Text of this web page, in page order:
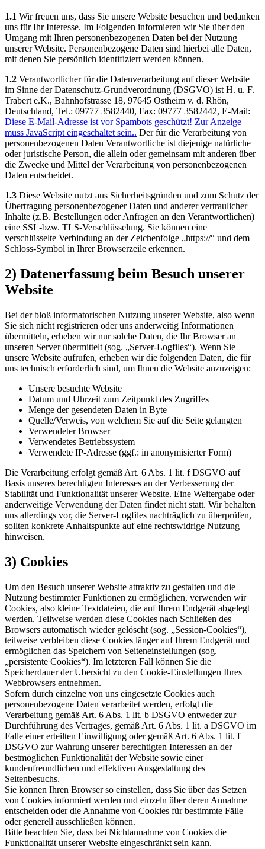
1.1 Wir freuen uns, dass Sie unsere Website besuchen und bedanken
uns für Ihr Interesse. Im Folgenden informieren wir Sie über den
Umgang mit Ihren personenbezogenen Daten bei der Nutzung
unserer Website. Personenbezogene Daten sind hierbei alle Daten,
mit denen Sie persönlich identifiziert werden können.
1.2 Verantwortlicher für die Datenverarbeitung auf dieser Website
im Sinne der Datenschutz-Grundverordnung (DSGVO) ist H. u. F.
Trabert e.K., Bahnhofstrasse 18, 97645 Ostheim v. d. Rhön,
Deutschland, Tel.: 09777 3582440, Fax: 09777 3582442, E-Mail:
Diese E-Mail-Adresse ist vor Spambots geschützt! Zur Anzeige
muss JavaScript eingeschaltet sein.. Der für die Verarbeitung von
personenbezogenen Daten Verantwortliche ist diejenige natürliche
oder juristische Person, die allein oder gemeinsam mit anderen über
die Zwecke und Mittel der Verarbeitung von personenbezogenen
Daten entscheidet.
1.3 Diese Website nutzt aus Sicherheitsgründen und zum Schutz der
Übertragung personenbezogener Daten und anderer vertraulicher
Inhalte (z.B. Bestellungen oder Anfragen an den Verantwortlichen)
eine SSL-bzw. TLS-Verschlüsselung. Sie können eine
verschlüsselte Verbindung an der Zeichenfolge „https://“ und dem
Schloss-Symbol in Ihrer Browserzeile erkennen.
2) Datenerfassung beim Besuch unserer
Website
Bei der bloß informatorischen Nutzung unserer Website, also wenn
Sie sich nicht registrieren oder uns anderweitig Informationen
übermitteln, erheben wir nur solche Daten, die Ihr Browser an
unseren Server übermittelt (sog. „Server-Logfiles“). Wenn Sie
unsere Website aufrufen, erheben wir die folgenden Daten, die für
uns technisch erforderlich sind, um Ihnen die Website anzuzeigen:
Unsere besuchte Website
Datum und Uhrzeit zum Zeitpunkt des Zugriffes
Menge der gesendeten Daten in Byte
Quelle/Verweis, von welchem Sie auf die Seite gelangten
Verwendeter Browser
Verwendetes Betriebssystem
Verwendete IP-Adresse (ggf.: in anonymisierter Form)
Die Verarbeitung erfolgt gemäß Art. 6 Abs. 1 lit. f DSGVO auf
Basis unseres berechtigten Interesses an der Verbesserung der
Stabilität und Funktionalität unserer Website. Eine Weitergabe oder
anderweitige Verwendung der Daten findet nicht statt. Wir behalten
uns allerdings vor, die Server-Logfiles nachträglich zu überprüfen,
sollten konkrete Anhaltspunkte auf eine rechtswidrige Nutzung
hinweisen.
3) Cookies
Um den Besuch unserer Website attraktiv zu gestalten und die
Nutzung bestimmter Funktionen zu ermöglichen, verwenden wir
Cookies, also kleine Textdateien, die auf Ihrem Endgerät abgelegt
werden. Teilweise werden diese Cookies nach Schließen des
Browsers automatisch wieder gelöscht (sog. „Session-Cookies“),
teilweise verbleiben diese Cookies länger auf Ihrem Endgerät und
ermöglichen das Speichern von Seiteneinstellungen (sog.
„persistente Cookies“). Im letzteren Fall können Sie die
Speicherdauer der Übersicht zu den Cookie-Einstellungen Ihres
Webbrowsers entnehmen.
Sofern durch einzelne von uns eingesetzte Cookies auch
personenbezogene Daten verarbeitet werden, erfolgt die
Verarbeitung gemäß Art. 6 Abs. 1 lit. b DSGVO entweder zur
Durchführung des Vertrages, gemäß Art. 6 Abs. 1 lit. a DSGVO im
Falle einer erteilten Einwilligung oder gemäß Art. 6 Abs. 1 lit. f
DSGVO zur Wahrung unserer berechtigten Interessen an der
bestmöglichen Funktionalität der Website sowie einer
kundenfreundlichen und effektiven Ausgestaltung des
Seitenbesuchs.
Sie können Ihren Browser so einstellen, dass Sie über das Setzen
von Cookies informiert werden und einzeln über deren Annahme
entscheiden oder die Annahme von Cookies für bestimmte Fälle
oder generell ausschließen können.
Bitte beachten Sie, dass bei Nichtannahme von Cookies die
Funktionalität unserer Website eingeschränkt sein kann.